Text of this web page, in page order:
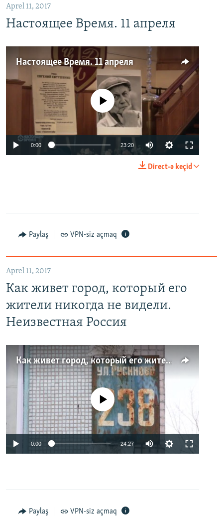
Aprel 11, 2017
Настоящее Время. 11 апреля
Настоящее Время. 11 апреля
No media source currently available
0:00 23:20
Direct-ə keçid
Paylaş VPN-siz açmaq
Aprel 11, 2017
Как живет город, который его
жители никогда не видели.
Неизвестная Россия
Как живет город, который его жители никогда не видели. Неизвестная Россия
No media source currently available
0:00 24:27
Paylaş VPN-siz açmaq